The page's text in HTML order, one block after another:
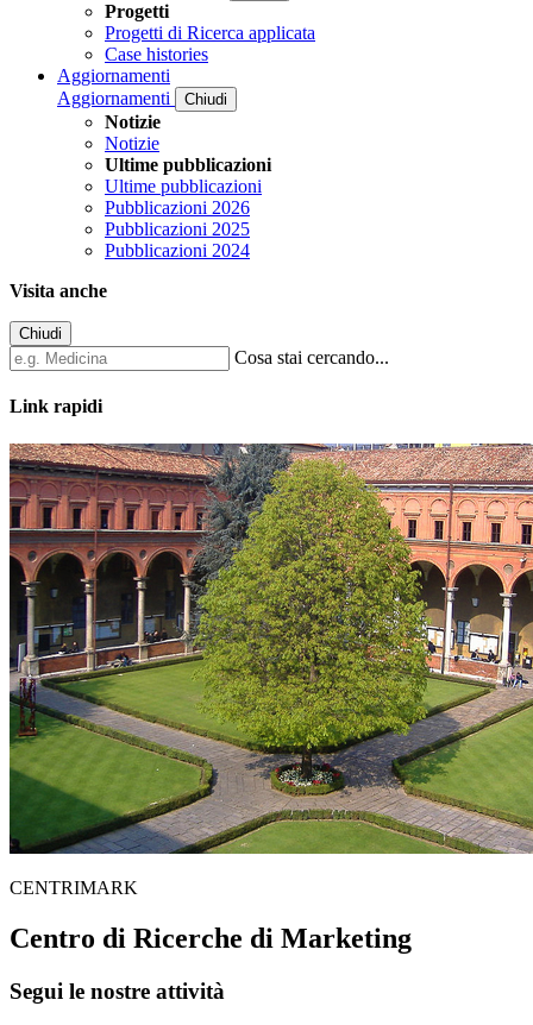
Progetti
Progetti di Ricerca applicata
Case histories
Aggiornamenti
Aggiornamenti
Chiudi
Notizie
Notizie
Ultime pubblicazioni
Ultime pubblicazioni
Pubblicazioni 2026
Pubblicazioni 2025
Pubblicazioni 2024
Visita anche
Chiudi
Cosa stai cercando...
Link rapidi
CENTRIMARK
Centro di Ricerche di Marketing
Segui le nostre attività